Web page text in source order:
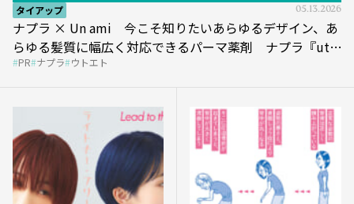
タイアップ 05.13.2026
ナプラ × Un ami 今こそ知りたいあらゆるデザイン、あ
らゆる髪質に幅広く対応できるパーマ薬剤 ナプラ『ut-
et』
PR ナプラ ウトエト